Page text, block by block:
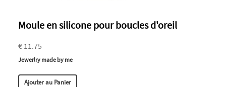
Moule en silicone pour boucles d'oreil
€ 11.75
Jewerlry made by me
Ajouter au Panier